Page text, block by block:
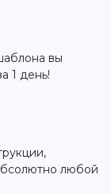
вы
1 день!
любой